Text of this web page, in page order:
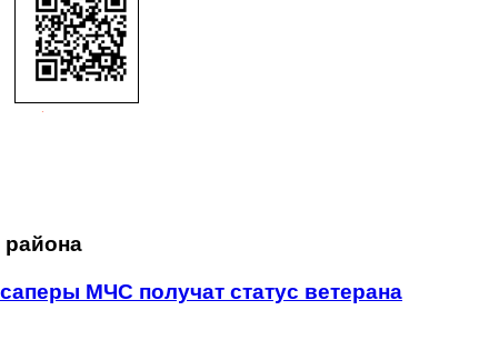
района
МЧС получат статус ветерана